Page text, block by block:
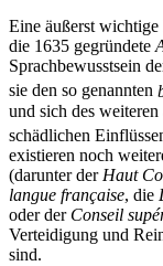
Eine äußerst
die 1635 gegründete
Sprachbewusstsein
sie den so genannten
und sich des
schädlichen
existieren noch
(darunter der Haut
langue française, die
oder der Conseil
Verteidigung und
sind.